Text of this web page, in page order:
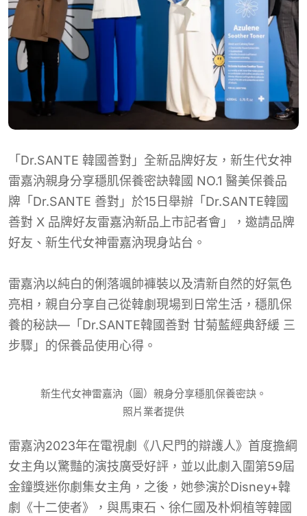
「Dr.SANTE 韓國善對」全新品牌好友，新生代女神
雷嘉汭親身分享穩肌保養密訣韓國 NO.1 醫美保養品
牌「Dr.SANTE 善對」於15日舉辦「Dr.SANTE韓國
善對 X 品牌好友雷嘉汭新品上市記者會」，邀請品牌
好友、新生代女神雷嘉汭現身站台。
雷嘉汭以純白的俐落颯帥褲裝以及清新自然的好氣色
亮相，親自分享自己從韓劇現場到日常生活，穩肌保
養的秘訣—「Dr.SANTE韓國善對 甘菊藍經典舒緩 三
步驟」的保養品使用心得。
新生代女神雷嘉汭（圖）親身分享穩肌保養密訣。
照片業者提供
雷嘉汭2023年在電視劇《八尺門的辯護人》首度擔綱
女主角以驚豔的演技廣受好評，並以此劇入圍第59屆
金鐘獎迷你劇集女主角，之後，她參演於Disney+韓
劇《十二使者》，與馬東石、徐仁國及朴炯植等韓國